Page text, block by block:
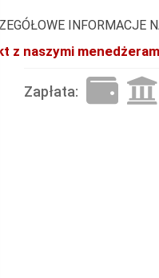
z naszymi
Zapłata: